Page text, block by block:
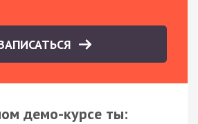
демо-курсе ты: